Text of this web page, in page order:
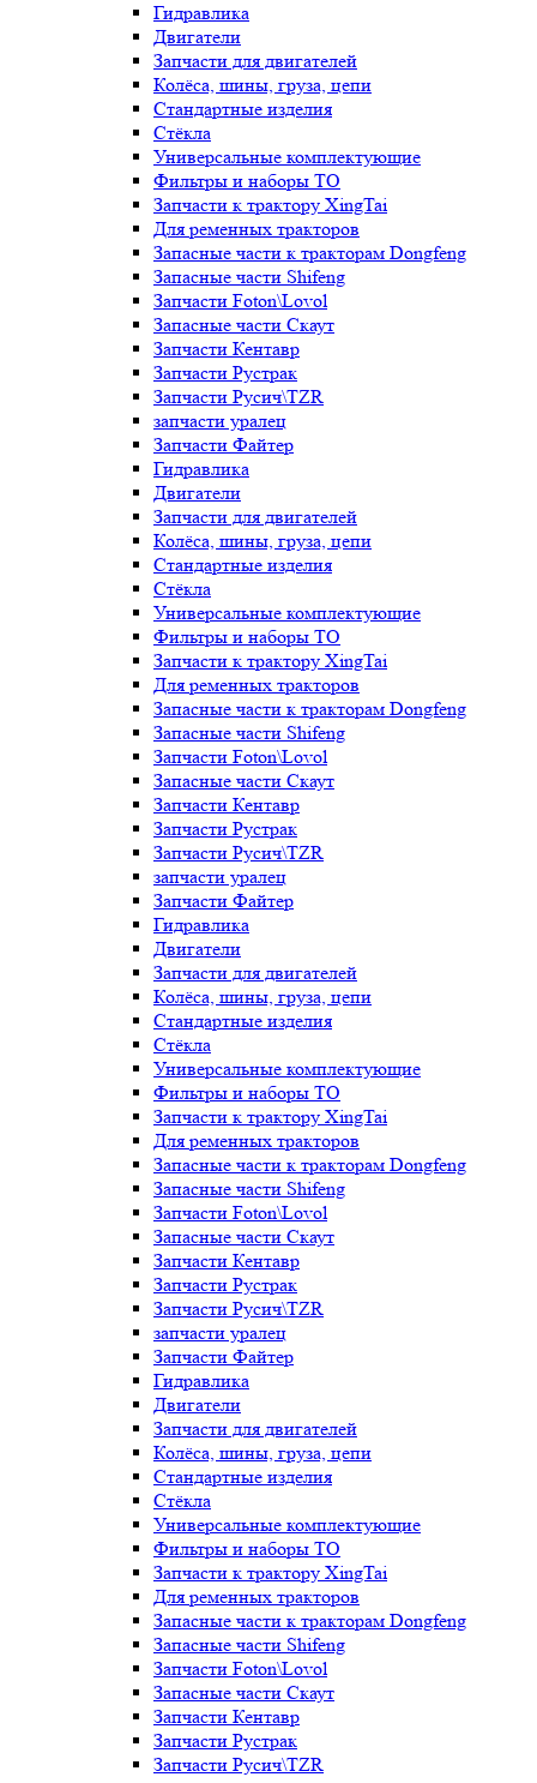
Гидравлика
Двигатели
Запчасти для двигателей
Колёса, шины, груза, цепи
Стандартные изделия
Стёкла
Универсальные комплектующие
Фильтры и наборы ТО
Запчасти к трактору XingTai
Для ременных тракторов
Запасные части к тракторам Dongfeng
Запасные части Shifeng
Запчасти Foton\Lovol
Запасные части Скаут
Запчасти Кентавр
Запчасти Рустрак
Запчасти Русич\TZR
запчасти уралец
Запчасти Файтер
Гидравлика
Двигатели
Запчасти для двигателей
Колёса, шины, груза, цепи
Стандартные изделия
Стёкла
Универсальные комплектующие
Фильтры и наборы ТО
Запчасти к трактору XingTai
Для ременных тракторов
Запасные части к тракторам Dongfeng
Запасные части Shifeng
Запчасти Foton\Lovol
Запасные части Скаут
Запчасти Кентавр
Запчасти Рустрак
Запчасти Русич\TZR
запчасти уралец
Запчасти Файтер
Гидравлика
Двигатели
Запчасти для двигателей
Колёса, шины, груза, цепи
Стандартные изделия
Стёкла
Универсальные комплектующие
Фильтры и наборы ТО
Запчасти к трактору XingTai
Для ременных тракторов
Запасные части к тракторам Dongfeng
Запасные части Shifeng
Запчасти Foton\Lovol
Запасные части Скаут
Запчасти Кентавр
Запчасти Рустрак
Запчасти Русич\TZR
запчасти уралец
Запчасти Файтер
Гидравлика
Двигатели
Запчасти для двигателей
Колёса, шины, груза, цепи
Стандартные изделия
Стёкла
Универсальные комплектующие
Фильтры и наборы ТО
Запчасти к трактору XingTai
Для ременных тракторов
Запасные части к тракторам Dongfeng
Запасные части Shifeng
Запчасти Foton\Lovol
Запасные части Скаут
Запчасти Кентавр
Запчасти Рустрак
Запчасти Русич\TZR